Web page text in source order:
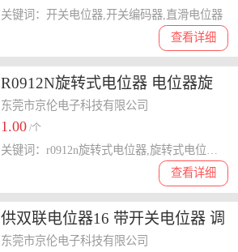
查看详细
关键词：开关电位器,开关编码器,直滑电位器
R0912N旋转式电位器 电位器旋
转单联 立式 精灵电子 东莞直销
东莞市京伦电子科技有限公司
1.00 /个
查看详细
供双联电位器16 带开关电位器 调
光电位器 闽台精灵* 电位器生产
东莞市京伦电子科技有限公司